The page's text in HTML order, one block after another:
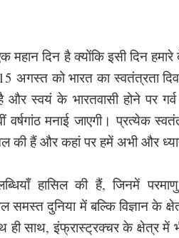
दिन है क्योंकि इसी दिन
अगस्त को भारत का स्वतंत्रता
है और स्वयं के भारतवासी होने पर
मनाई जाएगी। प्रत्येक
की हैं और कहां पर हमें अभी और
हासिल की हैं, जिनमें
दुनिया में बल्कि विज्ञान के
ही साथ, इंफ्रास्ट्रक्चर के क्षेत्र